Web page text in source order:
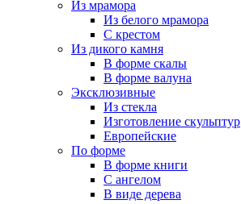
Из мрамора
Из белого мрамора
С крестом
Из дикого камня
В форме скалы
В форме валуна
Эксклюзивные
Из стекла
Изготовление скульптур
Европейские
По форме
В форме книги
С ангелом
В виде дерева